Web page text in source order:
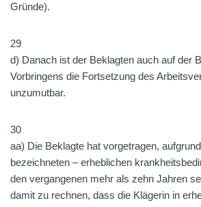
Gründe).
29
d) Danach ist der Beklagten auch auf der
Vorbringens die Fortsetzung des
unzumutbar.
30
aa) Die Beklagte hat vorgetragen,
bezeichneten – erheblichen
den vergangenen mehr als zehn Jahren
damit zu rechnen, dass die Klägerin in